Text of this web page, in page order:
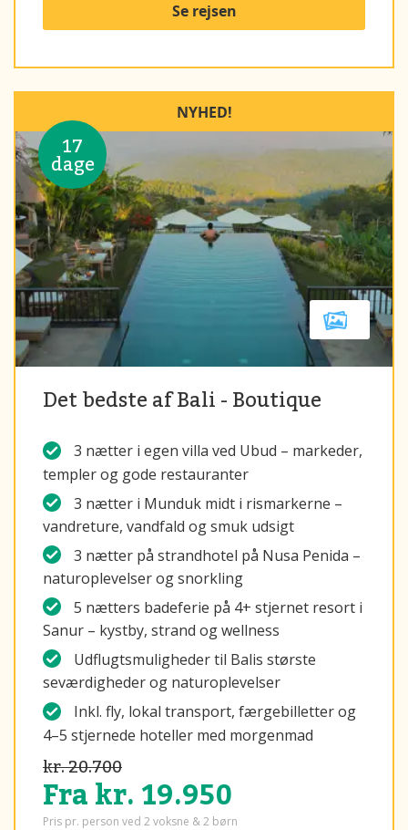
Se rejsen
17
dage
NYHED!
Det bedste af Bali - Boutique
3 nætter i egen villa ved Ubud – markeder,
templer og gode restauranter
3 nætter i Munduk midt i rismarkerne –
vandreture, vandfald og smuk udsigt
3 nætter på strandhotel på Nusa Penida –
naturoplevelser og snorkling
5 nætters badeferie på 4+ stjernet resort i
Sanur – kystby, strand og wellness
Udflugtsmuligheder til Balis største
seværdigheder og naturoplevelser
Inkl. fly, lokal transport, færgebilletter og
4–5 stjernede hoteller med morgenmad
kr. 20.700
Fra kr. 19.950
Pris pr. person ved 2 voksne & 2 børn